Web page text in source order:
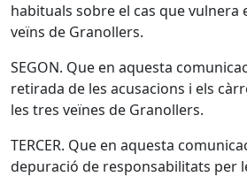
habituals sobre el cas que vulnera
veïns de Granollers.
SEGON. Que en aquesta
retirada de les acusacions i els
les tres veïnes de Granollers.
TERCER. Que en aquesta
depuració de responsabilitats per